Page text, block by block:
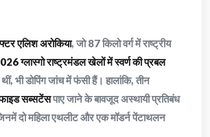
एलिश अरोकिया, जो 87 किलो वर्ग में राष्ट्रीय
ग्लास्गो राष्ट्रमंडल खेलों में स्वर्ण की प्रबल
थीं, भी डोपिंग जांच में फंसी हैं। हालांकि, तीन
सब्सटेंसपाए जाने के बावजूद अस्थायी प्रतिबंध
दो महिला एथलीट और एक मॉडर्न पेंटाथलन